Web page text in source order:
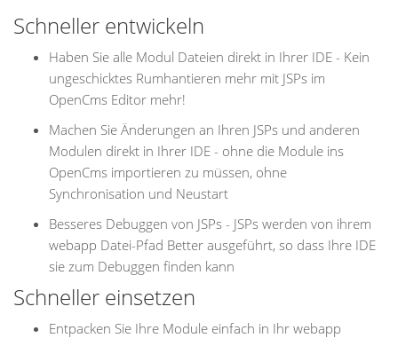
Schneller entwickeln
Haben Sie alle Modul Dateien direkt in Ihrer IDE - Kein
ungeschicktes Rumhantieren mehr mit JSPs im
OpenCms Editor mehr!
Machen Sie Änderungen an Ihren JSPs und anderen
Modulen direkt in Ihrer IDE - ohne die Module ins
OpenCms importieren zu müssen, ohne
Synchronisation und Neustart
Besseres Debuggen von JSPs - JSPs werden von ihrem
webapp Datei-Pfad Better ausgeführt, so dass Ihre IDE
sie zum Debuggen finden kann
Schneller einsetzen
Entpacken Sie Ihre Module einfach in Ihr webapp